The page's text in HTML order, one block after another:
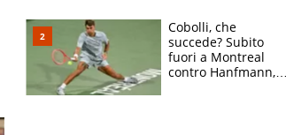
Cobolli, che
succede? Subito
fuori a Montreal
contro Hanfmann,